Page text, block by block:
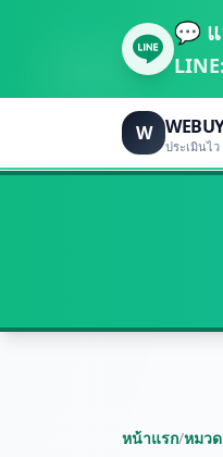
💬
LINE:
W
ประเมินไ
หน้าแรก/หมว